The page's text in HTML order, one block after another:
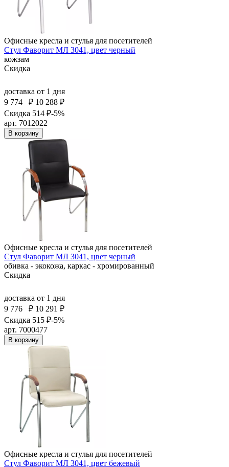
Офисные кресла и стулья для посетителей
Стул Фаворит МЛ 3041, цвет черный
кожзам
Скидка
доставка от 1 дня
9 774
₽ 10 288 ₽
Скидка 514 ₽-5%
арт. 7012022
В корзину
Офисные кресла и стулья для посетителей
Стул Фаворит МЛ 3041, цвет черный
обивка - экокожа, каркас - хромированный
Скидка
доставка от 1 дня
9 776
₽ 10 291 ₽
Скидка 515 ₽-5%
арт. 7000477
В корзину
Офисные кресла и стулья для посетителей
Стул Фаворит МЛ 3041, цвет бежевый